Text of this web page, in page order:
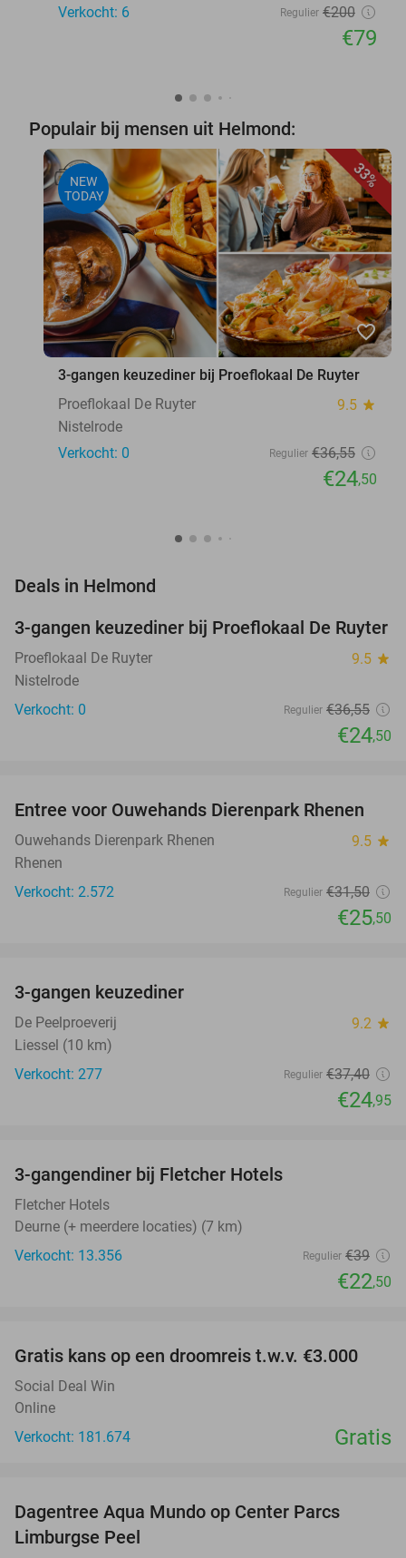
Verkocht: 6 Regulier €200
€79
Populair bij mensen uit Helmond:
33%
NEW
TODAY
favorite_border
3-gangen keuzediner bij Proeflokaal De Ruyter
Proeflokaal De Ruyter
9.5 star
Nistelrode
Verkocht: 0
Regulier €36,55
€24,50
Deals in Helmond
33%
NEW
TODAY
3-gangen keuzediner bij Proeflokaal De Ruyter
Proeflokaal De Ruyter 9.5 star
Nistelrode
Verkocht: 0
Regulier €36,55
€24,50
19%
TODAY
Entree voor Ouwehands Dierenpark Rhenen
Ouwehands Dierenpark Rhenen 9.5 star
Rhenen
Verkocht: 2.572
Regulier €31,50
€25,50
3-gangen keuzediner
De Peelproeverij 9.2 star
Liessel (10 km)
Verkocht: 277
Regulier €37,40
€24,95
3-gangendiner bij Fletcher Hotels
Fletcher Hotels
Deurne (+ meerdere locaties) (7 km)
Verkocht: 13.356
Regulier €39
€22,50
Gratis kans op een droomreis t.w.v. €3.000
Social Deal Win
Online
Verkocht: 181.674
Gratis
Dagentree Aqua Mundo op Center Parcs
Limburgse Peel